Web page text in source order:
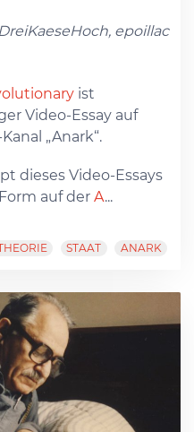
epoillac
ist
Video-Essay auf
„Anark“.
dieses Video-Essays
auf der A...
STAAT ANARK